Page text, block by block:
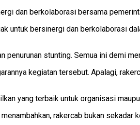
dan berkolaborasi bersama
untuk bersinergi dan berkolaborasi
stunting. Semua ini demi
kegiatan tersebut. Apalagi,
yang terbaik untuk organisasi
rakercab bukan